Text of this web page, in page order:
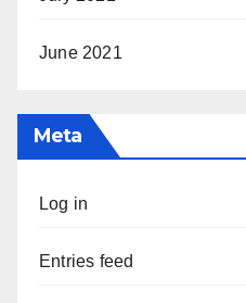
June 2021
Meta
Log in
Entries feed